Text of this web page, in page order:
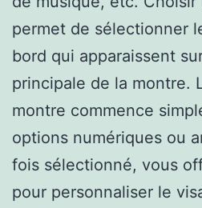
permet de sélectionner
bord qui apparaissent
principale de la montre.
montre commence
options numériques ou
fois sélectionné, vous
pour personnaliser le